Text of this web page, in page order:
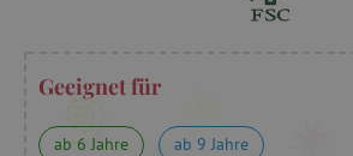
Geeignet für
ab 6 Jahre ab 9 Jahre